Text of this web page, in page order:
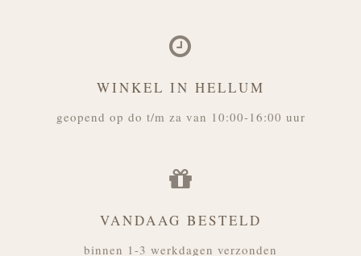
WINKEL IN HELLUM
geopend op do t/m za van 10:00-16:00 uur
VANDAAG BESTELD
binnen 1-3 werkdagen verzonden